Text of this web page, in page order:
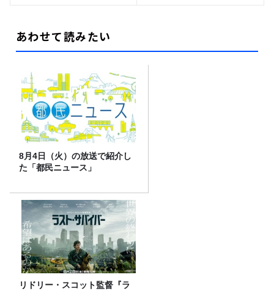
あわせて読みたい
8月4日（火）の放送で紹介し
た「都民ニュース」
リドリー・スコット監督『ラ